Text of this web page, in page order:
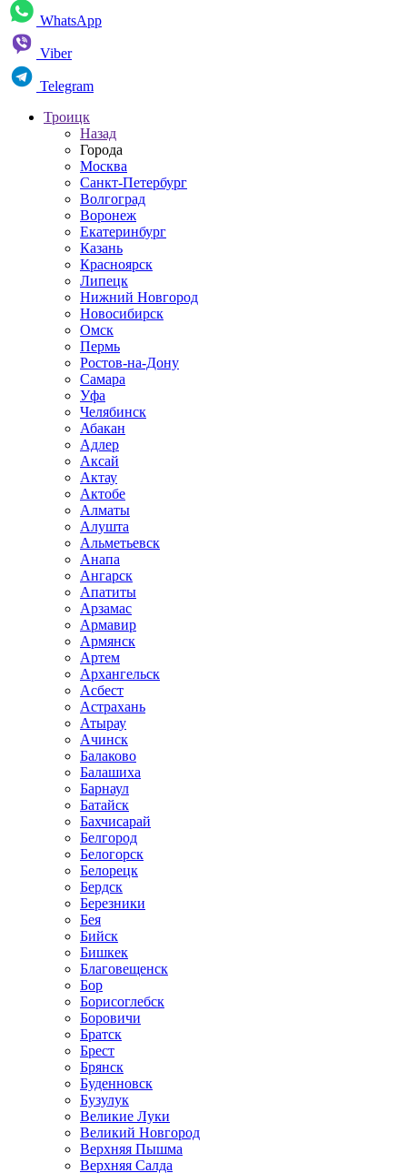
WhatsApp
Viber
Telegram
Троицк
Назад
Города
Москва
Санкт-Петербург
Волгоград
Воронеж
Екатеринбург
Казань
Красноярск
Липецк
Нижний Новгород
Новосибирск
Омск
Пермь
Ростов-на-Дону
Самара
Уфа
Челябинск
Абакан
Адлер
Аксай
Актау
Актобе
Алматы
Алушта
Альметьевск
Анапа
Ангарск
Апатиты
Арзамас
Армавир
Армянск
Артем
Архангельск
Асбест
Астрахань
Атырау
Ачинск
Балаково
Балашиха
Барнаул
Батайск
Бахчисарай
Белгород
Белогорск
Белорецк
Бердск
Березники
Бея
Бийск
Бишкек
Благовещенск
Бор
Борисоглебск
Боровичи
Братск
Брест
Брянск
Буденновск
Бузулук
Великие Луки
Великий Новгород
Верхняя Пышма
Верхняя Салда